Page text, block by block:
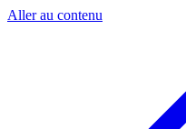
Aller au contenu